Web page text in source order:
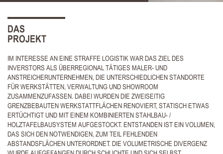
DAS
PROJEKT
IM INTERESSE AN EINE STRAFFE LOGISTIK WAR DAS ZIEL DES
INVERSTORS ALS ÜBERREGIONAL TÄTIGES MALER- UND
ANSTREICHERUNTERNEHMEN, DIE UNTERSCHIEDLICHEN STANDORTE
FÜR WERKSTÄTTEN, VERWALTUNG UND SHOWROOM
ZUSAMMENZUFASSEN. DABEI WURDEN DIE ZWEISEITIG
GRENZBEBAUTEN WERKSTATTFLÄCHEN RENOVIERT, STATISCH ETWAS
ERTÜCHTIGT UND MIT EINEM KOMBINIERTEN STAHLBAU- /
HOLZTAFELBAUSYSTEM AUFGESTOCKT. ENTSTANDEN IST EIN VOLUMEN,
DAS SICH DEN NOTWENDIGEN, ZUM TEIL FEHLENDEN
ABSTANDSFLÄCHEN UNTERORDNET. DIE VOLUMETRISCHE DIVERGENZ